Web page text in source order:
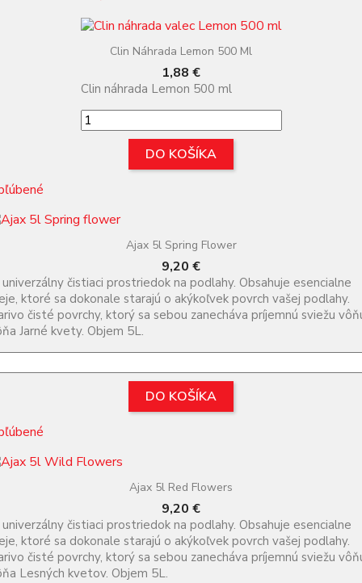
Clin Náhrada Lemon 500 Ml
Cena
1,88 €
Clin náhrada Lemon 500 ml
DO KOŠÍKA
Ajax 5l Spring Flower
Cena
9,20 €
univerzálny čistiaci prostriedok na podlahy. Obsahuje esencialne
ktoré sa dokonale starajú o akýkoľvek povrch vašej podlahy.
čisté povrchy, ktorý sa sebou zanecháva príjemnú sviežu
Jarné kvety. Objem 5L.
DO KOŠÍKA
Ajax 5l Red Flowers
Cena
9,20 €
univerzálny čistiaci prostriedok na podlahy. Obsahuje esencialne
ktoré sa dokonale starajú o akýkoľvek povrch vašej podlahy.
čisté povrchy, ktorý sa sebou zanecháva príjemnú sviežu
Lesných kvetov. Objem 5L.